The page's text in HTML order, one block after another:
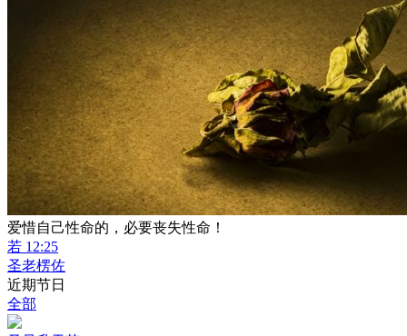
爱惜自己性命的，必要丧失性命！
若 12:25
圣老楞佐
近期节日
全部